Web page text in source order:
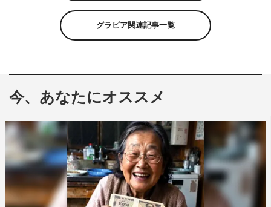
グラビア関連記事一覧
今、あなたにオススメ